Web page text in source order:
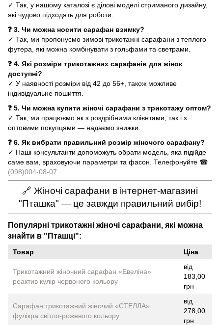
✓ Так, у нашому каталозі є ділові моделі стриманого дизайну,
які чудово підходять для роботи.
❓ 3. Чи можна носити сарафан взимку?
✓ Так, ми пропонуємо зимові трикотажні сарафани з теплого
футера, які можна комбінувати з гольфами та светрами.
❓ 4. Які розміри трикотажних сарафанів для жінок
доступні?
✓ У наявності розміри від 42 до 56+, також можливе
індивідуальне пошиття.
❓ 5. Чи можна купити жіночі сарафани з трикотажу оптом?
✓ Так, ми працюємо як з роздрібними клієнтами, так і з
оптовими покупцями — надаємо знижки.
❓ 6. Як вибрати правильний розмір жіночого сарафану?
✓ Наші консультанти допоможуть обрати модель, яка підійде
саме вам, враховуючи параметри та фасон. Телефонуйте ☎
(098)004-08-07
🔗 Жіночі сарафани в інтернет-магазині
"Пташка" — це завжди правильний вибір!
Популярні трикотажні жіночі сарафани, які можна
знайти в "Пташці":
Товар Ціна
Трикотажний жіночний сарафан «Евеліна»
реактив кулір червоного кольору
від
183,00
грн
Сарафан трикотажний жіночий «СТЕЛЛА»
фулікра світло-рожевого кольору
від
278,00
грн